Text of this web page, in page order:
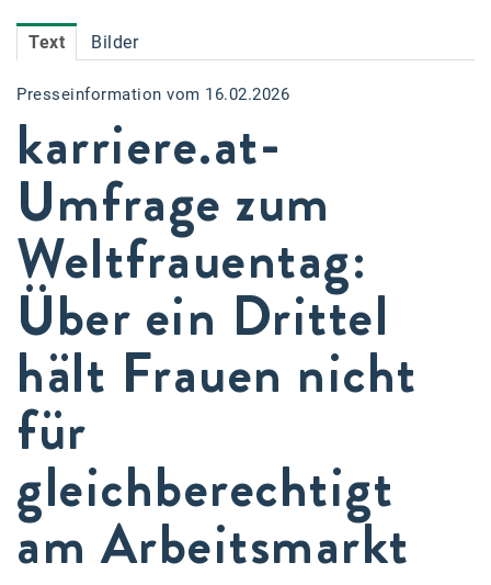
Accessiway
Accor
ALC
Anadi Bank
Arthur D. Little
Bake the Shape
BBDO Wien
bellaflora
Be.See.
BISON
Brandl Talos
Text Bilder
Presseinformation vom 16.02.2026
karriere.at-
Umfrage zum
Weltfrauentag:
Über ein Drittel
hält Frauen nicht
für
gleichberechtigt
am Arbeitsmarkt